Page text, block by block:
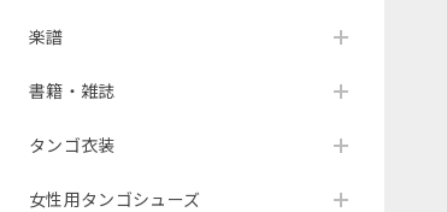
楽譜
書籍・雑誌
タンゴ衣装
女性用タンゴシューズ